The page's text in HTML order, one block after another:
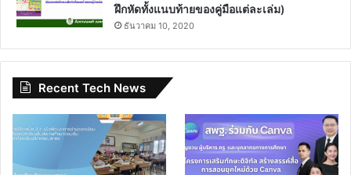
ฝึกหัดทั้งแนบท้ายของคู่มือแต่ละเล่ม)
ธันวาคม 10, 2020
Recent Tech News